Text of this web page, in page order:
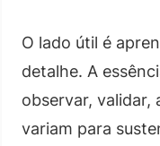
O lado útil é
detalhe. A
observar, validar,
variam para